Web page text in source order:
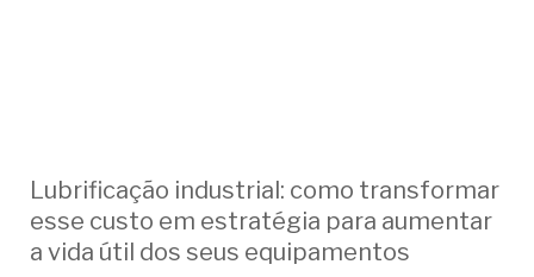
Lubrificação industrial: como transformar
esse custo em estratégia para aumentar
a vida útil dos seus equipamentos